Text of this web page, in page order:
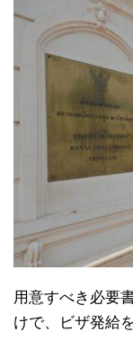
用意すべき必要
けで、ビザ発給